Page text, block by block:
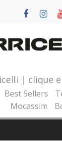
| clique
Best Sellers
Mocassim